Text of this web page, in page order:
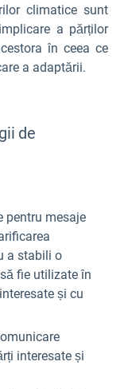
climatice sunt
a părților
în ceea ce
a adaptării.
de
pentru mesaje
a stabili o
fie utilizate în
și cu
interesate și